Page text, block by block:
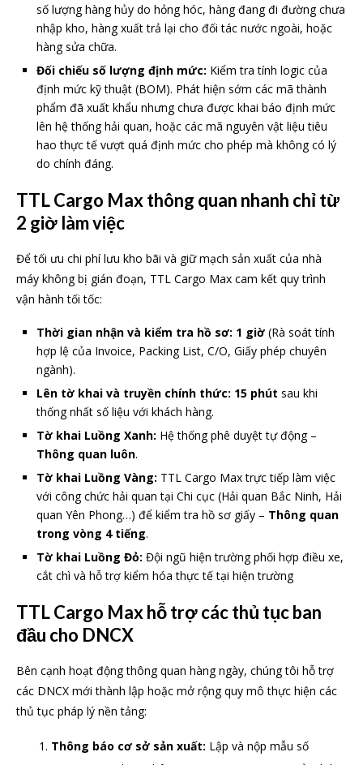
số lượng hàng hủy do hỏng hóc, hàng đang đi đường chưa
nhập kho, hàng xuất trả lại cho đối tác nước ngoài, hoặc
hàng sửa chữa.
Đối chiếu số lượng định mức: Kiểm tra tính logic của
định mức kỹ thuật (BOM). Phát hiện sớm các mã thành
phẩm đã xuất khẩu nhưng chưa được khai báo định mức
lên hệ thống hải quan, hoặc các mã nguyên vật liệu tiêu
hao thực tế vượt quá định mức cho phép mà không có lý
do chính đáng.
TTL Cargo Max thông quan nhanh chỉ từ
2 giờ làm việc
Để tối ưu chi phí lưu kho bãi và giữ mạch sản xuất của nhà
máy không bị gián đoạn, TTL Cargo Max cam kết quy trình
vận hành tối tốc:
Thời gian nhận và kiểm tra hồ sơ: 1 giờ (Rà soát tính
hợp lệ của Invoice, Packing List, C/O, Giấy phép chuyên
ngành).
Lên tờ khai và truyền chính thức: 15 phút sau khi
thống nhất số liệu với khách hàng.
Tờ khai Luồng Xanh: Hệ thống phê duyệt tự động –
Thông quan luôn.
Tờ khai Luồng Vàng: TTL Cargo Max trực tiếp làm việc
với công chức hải quan tại Chi cục (Hải quan Bắc Ninh, Hải
quan Yên Phong…) để kiểm tra hồ sơ giấy – Thông quan
trong vòng 4 tiếng.
Tờ khai Luồng Đỏ: Đội ngũ hiện trường phối hợp điều xe,
cắt chì và hỗ trợ kiểm hóa thực tế tại hiện trường
TTL Cargo Max hỗ trợ các thủ tục ban
đầu cho DNCX
Bên cạnh hoạt động thông quan hàng ngày, chúng tôi hỗ trợ
các DNCX mới thành lập hoặc mở rộng quy mô thực hiện các
thủ tục pháp lý nền tảng:
Thông báo cơ sở sản xuất: Lập và nộp mẫu số